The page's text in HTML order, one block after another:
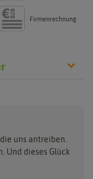
Firmenrechnung
Werbezwecke
uns antreiben.
Und dieses Glück